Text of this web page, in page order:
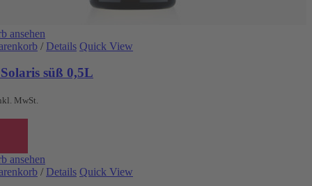
ansehen
/ Details Quick View
süß 0,5L
MwSt.
ansehen
/ Details Quick View